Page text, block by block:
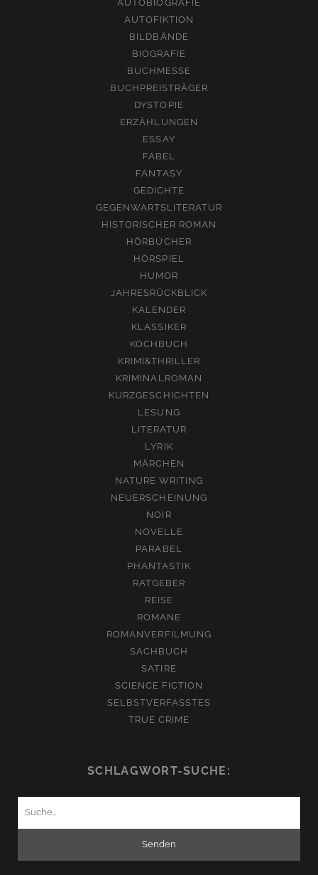
AUTOBIOGRAFIE
AUTOFIKTION
BILDBÄNDE
BIOGRAFIE
BUCHMESSE
BUCHPREISTRÄGER
DYSTOPIE
ERZÄHLUNGEN
ESSAY
FABEL
FANTASY
GEDICHTE
GEGENWARTSLITERATUR
HISTORISCHER ROMAN
HÖRBÜCHER
HÖRSPIEL
HUMOR
JAHRESRÜCKBLICK
KALENDER
KLASSIKER
KOCHBUCH
KRIMI&THRILLER
KRIMINALROMAN
KURZGESCHICHTEN
LESUNG
LITERATUR
LYRIK
MÄRCHEN
NATURE WRITING
NEUERSCHEINUNG
NOIR
NOVELLE
PARABEL
PHANTASTIK
RATGEBER
REISE
ROMANE
ROMANVERFILMUNG
SACHBUCH
SATIRE
SCIENCE FICTION
SELBSTVERFASSTES
TRUE CRIME
SCHLAGWORT-SUCHE: